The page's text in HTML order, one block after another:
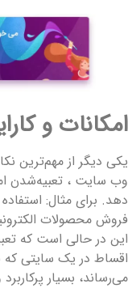
امکانات و
یکی دیگر از مهم‌ترین
وب ‌سایت ، تعبیه‌شدن
دهد. برای مثال:
فروش محصولات
این در حالی است که
اقساط در یک سایتی
می‌رساند، بسیار